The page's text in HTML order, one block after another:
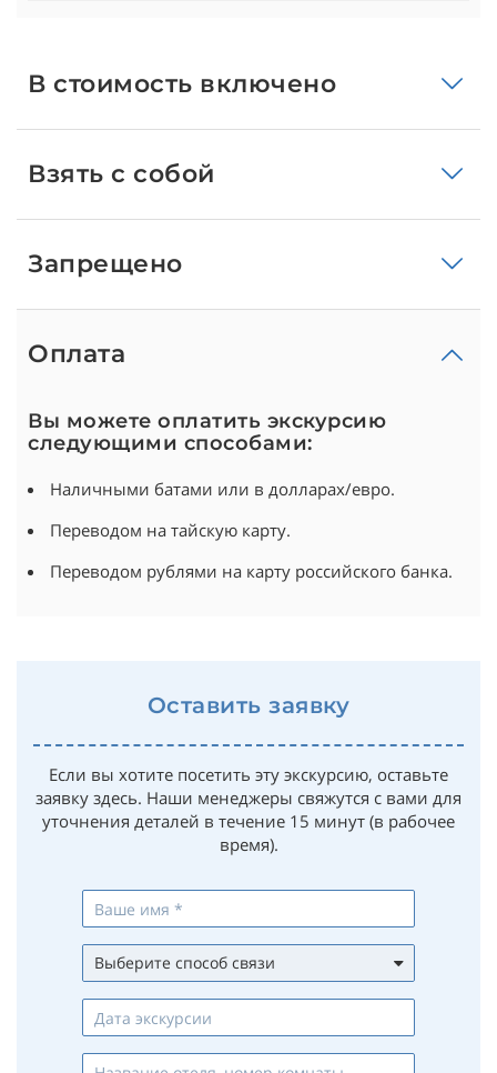
В стоимость включено
Взять с собой
Запрещено
Оплата
Вы можете оплатить экскурсию
следующими способами:
Наличными батами или в долларах/евро.
Переводом на тайскую карту.
Переводом рублями на карту российского банка.
Оставить заявку
Если вы хотите посетить эту экскурсию, оставьте
заявку здесь. Наши менеджеры свяжутся с вами для
уточнения деталей в течение 15 минут (в рабочее
время).
Выберите способ связи